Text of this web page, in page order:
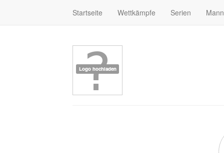
Startseite Wettkämpfe Serien